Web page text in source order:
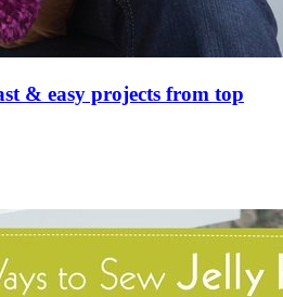
& easy projects from top